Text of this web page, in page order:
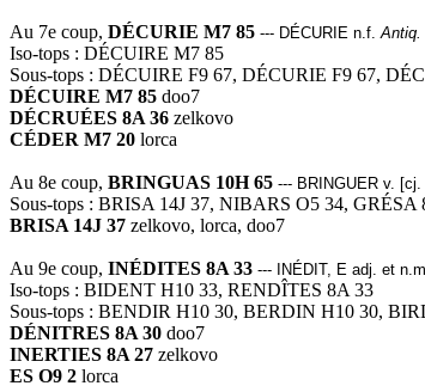
Au 7e coup, DÉCURIE M7 85 --- DÉCURIE n.f.Antiq.
Iso-tops : DÉCUIRE M7 85
Sous-tops : DÉCUIRE F9 67, DÉCURIE F9 67,
DÉCUIRE M7 85 doo7
DÉCRUÉES 8A 36 zelkovo
CÉDER M7 20 lorca
Au 8e coup, BRINGUAS 10H 65 --- BRINGUER v. [cj.
Sous-tops : BRISA 14J 37, NIBARS O5 34,
BRISA 14J 37 zelkovo, lorca, doo7
Au 9e coup, INÉDITES 8A 33 --- INÉDIT, E adj. et
Iso-tops : BIDENT H10 33, RENDÎTES 8A 33
Sous-tops : BENDIR H10 30, BERDIN H10 30,
DÉNITRES 8A 30 doo7
INERTIES 8A 27 zelkovo
ES O9 2 lorca